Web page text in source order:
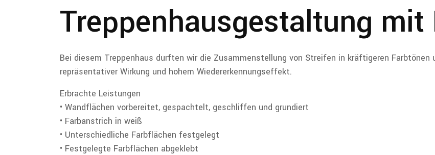
Treppenhausgestaltung
Bei diesem Treppenhaus durften wir die Zusammenstellung von Streifen in kräftigeren
repräsentativer Wirkung und hohem Wiedererkennungseffekt.
Erbrachte Leistungen
• Wandflächen vorbereitet, gespachtelt, geschliffen und grundiert
• Farbanstrich in weiß
• Unterschiedliche Farbflächen festgelegt
• Festgelegte Farbflächen abgeklebt